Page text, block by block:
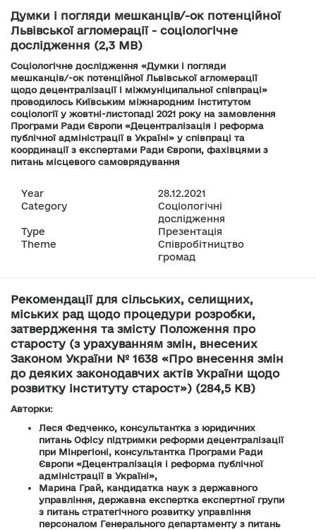
Думки і погляди мешканців/-ок потенційної
Львівської агломерації - соціологічне
дослідження (2,3 MB)
Соціологічне дослідження «Думки і погляди
мешканців/-ок потенційної Львівської агломерації
щодо децентралізації і міжмуніципальної співпраці»
проводилось Київським міжнародним інститутом
соціології у жовтні-листопаді 2021 року на замовлення
Програми Ради Європи «Децентралізація і реформа
публічної адміністрації в Україні» у співпраці та
координації з експертами Ради Європи, фахівцями з
питань місцевого самоврядування
Year
28.12.2021
Category
Соціологічні
дослідження
Type
Презентація
Theme
Співробітництво
громад
Рекомендації для сільських, селищних,
міських рад щодо процедури розробки,
затвердження та змісту Положення про
старосту (з урахуванням змін, внесених
Законом України № 1638 «Про внесення змін
до деяких законодавчих актів України щодо
розвитку інституту старост») (284,5 KB)
Авторки:
Леся Федченко, консультантка з юридичних
питань Офісу підтримки реформи децентралізації
при Мінрегіоні, консультантка Програми Ради
Європи «Децентралізація і реформа публічної
адміністрації в Україні»,
Марина Грай, кандидатка наук з державного
управління, державна експертка експертної групи
з питань стратегічного розвитку управління
персоналом Генерального департаменту з питань